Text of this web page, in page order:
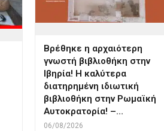
Βρέθηκε η αρχαιότερη
γνωστή βιβλιοθήκη στην
Ιβηρία! Η καλύτερα
διατηρημένη ιδιωτική
βιβλιοθήκη στην Ρωμαϊκή
Αυτοκρατορία! –…
06/08/2026